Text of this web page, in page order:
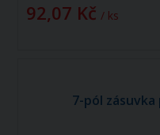
92,07 Kč / ks
7-pól